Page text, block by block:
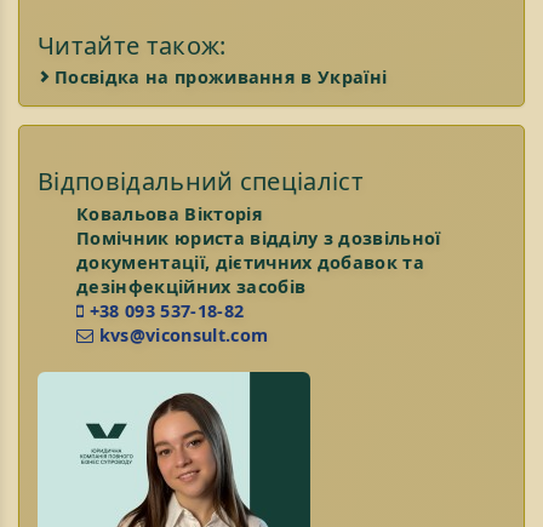
Читайте також:
Посвідка на проживання в Україні
Відповідальний спеціаліст
Ковальова Вікторія
Помічник юриста відділу з дозвільної
документації, дієтичних добавок та
дезінфекційних засобів
+38 093 537-18-82
kvs@viconsult.com